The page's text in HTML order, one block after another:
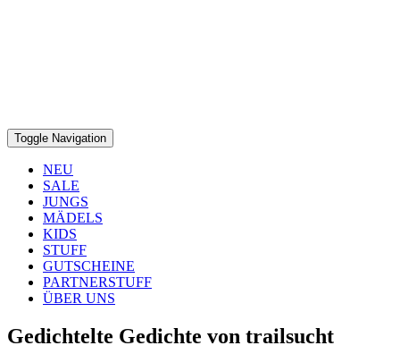
Toggle Navigation
NEU
SALE
JUNGS
MÄDELS
KIDS
STUFF
GUTSCHEINE
PARTNERSTUFF
ÜBER UNS
Gedichtelte Gedichte von trailsucht